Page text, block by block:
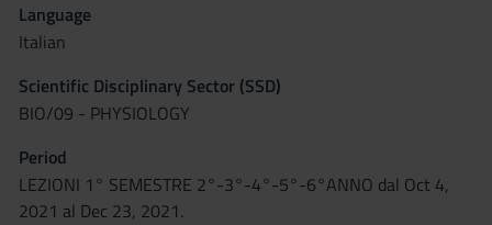
Language
Italian
Scientific Disciplinary Sector (SSD)
BIO/09 - PHYSIOLOGY
Period
LEZIONI 1° SEMESTRE 2°-3°-4°-5°-6°ANNO dal Oct 4,
2021 al Dec 23, 2021.